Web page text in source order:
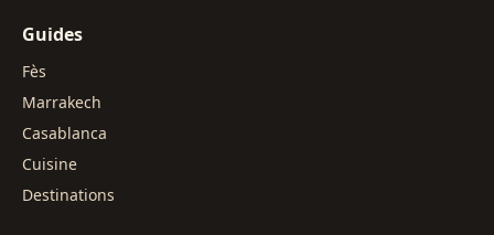
Guides
Fès
Marrakech
Casablanca
Cuisine
Destinations